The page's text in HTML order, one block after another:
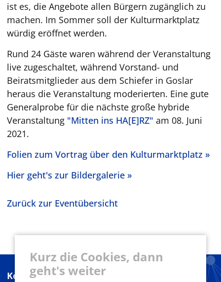
ist es, die Angebote allen Bürgern zugänglich zu
machen. Im Sommer soll der Kulturmarktplatz
würdig eröffnet werden.
Rund 24 Gäste waren während der Veranstaltung
live zugeschaltet, während Vorstand- und
Beiratsmitglieder aus dem Schiefer in Goslar
heraus die Veranstaltung moderierten. Eine gute
Generalprobe für die nächste große hybride
Veranstaltung "Mitten ins HA[E]RZ" am 08. Juni
2021.
Folien zum Vortrag über den Kulturmarktplatz »
Hier geht's zur Bildergalerie »
Zurück zur Eventübersicht
Kontakt
Kurz die Cookies, dann
geht's weiter